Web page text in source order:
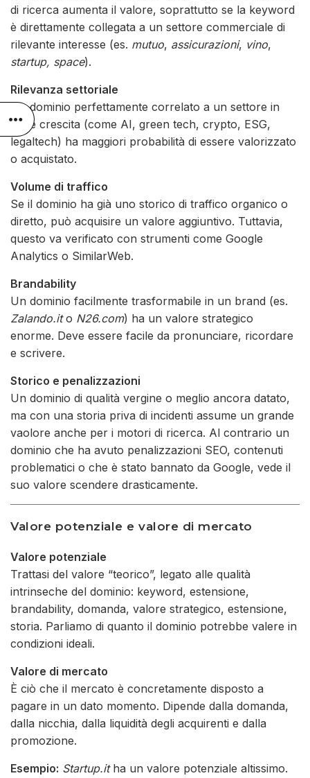
di ricerca aumenta il valore, soprattutto se la keyword
è direttamente collegata a un settore commerciale di
rilevante interesse (es. mutuo, assicurazioni, vino,
startup, space).
Rilevanza settoriale
Un dominio perfettamente correlato a un settore in
forte crescita (come AI, green tech, crypto, ESG,
legaltech) ha maggiori probabilità di essere valorizzato
o acquistato.
Volume di traffico
Se il dominio ha già uno storico di traffico organico o
diretto, può acquisire un valore aggiuntivo. Tuttavia,
questo va verificato con strumenti come Google
Analytics o SimilarWeb.
Brandability
Un dominio facilmente trasformabile in un brand (es.
Zalando.ito N26.com) ha un valore strategico
enorme. Deve essere facile da pronunciare, ricordare
e scrivere.
Storico e penalizzazioni
Un dominio di qualità vergine o meglio ancora datato,
ma con una storia priva di incidenti assume un grande
vaolore anche per i motori di ricerca. Al contrario un
dominio che ha avuto penalizzazioni SEO, contenuti
problematici o che è stato bannato da Google, vede il
suo valore scendere drasticamente.
Valore potenziale e valore di mercato
Valore potenziale
Trattasi del valore “teorico”, legato alle qualità
intrinseche del dominio: keyword, estensione,
brandability, domanda, valore strategico, estensione,
storia. Parliamo di quanto il dominio potrebbe valere in
condizioni ideali.
Valore di mercato
È ciò che il mercato è concretamente disposto a
pagare in un dato momento. Dipende dalla domanda,
dalla nicchia, dalla liquidità degli acquirenti e dalla
promozione.
Esempio: Startup.itha un valore potenziale altissimo.